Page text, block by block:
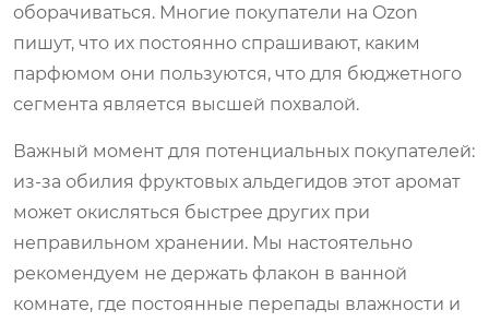
оборачиваться. Многие покупатели на Ozon
пишут, что их постоянно спрашивают, каким
парфюмом они пользуются, что для бюджетного
сегмента является высшей похвалой.
Важный момент для потенциальных покупателей:
из-за обилия фруктовых альдегидов этот аромат
может окисляться быстрее других при
неправильном хранении. Мы настоятельно
рекомендуем не держать флакон в ванной
комнате, где постоянные перепады влажности и